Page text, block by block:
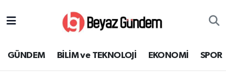
GÜNDEM BİLİM ve TEKNOLOJİ EKONOMİ SPOR